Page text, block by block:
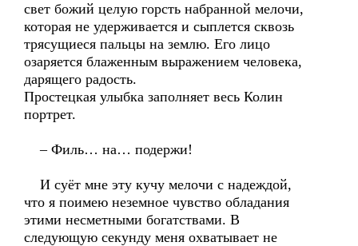
свет божий целую горсть набранной мелочи,
которая не удерживается и сыплется сквозь
трясущиеся пальцы на землю. Его лицо
озаряется блаженным выражением человека,
дарящего радость.
Простецкая улыбка заполняет весь Колин
портрет.
– Филь… на… подержи!
И суёт мне эту кучу мелочи с надеждой,
что я поимею неземное чувство обладания
этими несметными богатствами. В
следующую секунду меня охватывает не